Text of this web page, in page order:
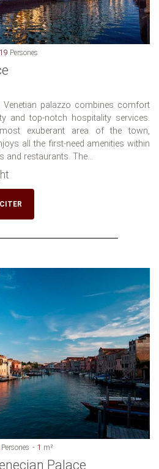
19 Persones
Venetian palazzo combines comfort
and top-notch hospitality services.
exuberant area of the town,
all the first-need amenities within
and restaurants. The...
Persones 1 m²
Palace